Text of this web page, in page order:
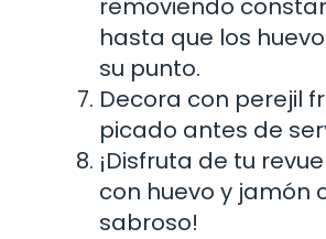
removiendo
hasta que los
su punto.
Decora con perejil
picado antes de
¡Disfruta de tu
con huevo y jamón
sabroso!